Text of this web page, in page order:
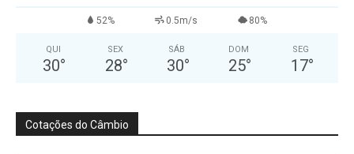
52% 0.5m/s 80%
QUI
30°
SEX
28°
SÁB
30°
DOM
25°
SEG
17°
Cotações do Câmbio